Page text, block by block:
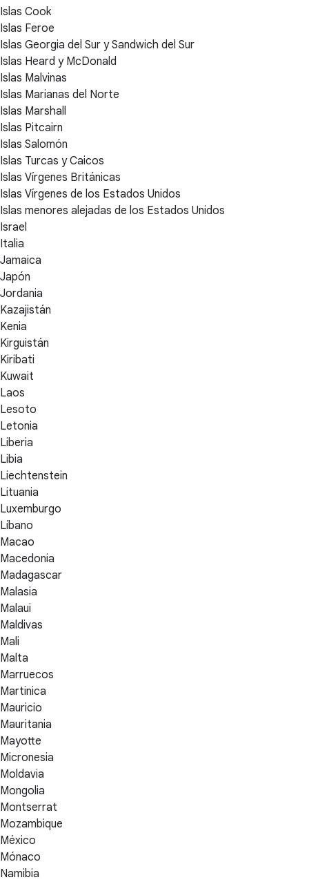
Islas Cook
Islas Feroe
Islas Georgia del Sur y Sandwich del Sur
Islas Heard y McDonald
Islas Malvinas
Islas Marianas del Norte
Islas Marshall
Islas Pitcairn
Islas Salomón
Islas Turcas y Caicos
Islas Vírgenes Británicas
Islas Vírgenes de los Estados Unidos
Islas menores alejadas de los Estados Unidos
Israel
Italia
Jamaica
Japón
Jordania
Kazajistán
Kenia
Kirguistán
Kiribati
Kuwait
Laos
Lesoto
Letonia
Liberia
Libia
Liechtenstein
Lituania
Luxemburgo
Líbano
Macao
Macedonia
Madagascar
Malasia
Malaui
Maldivas
Mali
Malta
Marruecos
Martinica
Mauricio
Mauritania
Mayotte
Micronesia
Moldavia
Mongolia
Montserrat
Mozambique
México
Mónaco
Namibia